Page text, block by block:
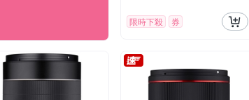
限時下殺 券